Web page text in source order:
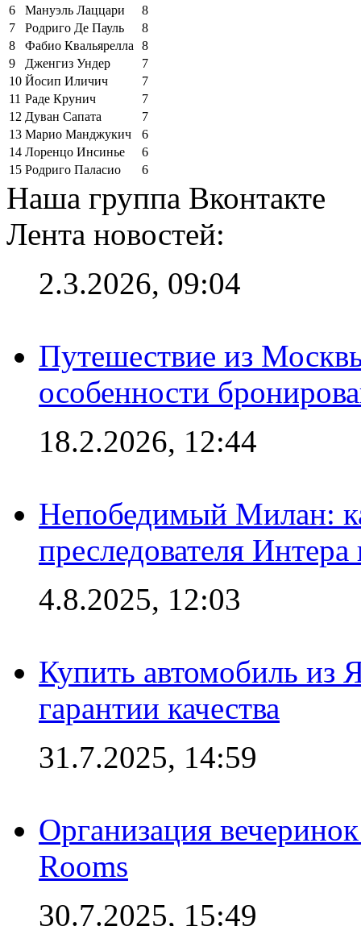
6
Мануэль Лаццари
8
7
Родриго Де Пауль
8
8
Фабио Квальярелла
8
9
Дженгиз Ундер
7
10 Йосип Иличич
7
11 Раде Крунич
7
12 Дуван Сапата
7
13 Марио Манджукич
6
14 Лоренцо Инсинье
6
15 Родриго Паласио 6
Наша группа Вконтакте
Лента новостей:
2.3.2026, 09:04
Путешествие из
особенности
18.2.2026, 12:44
Непобедимый Милан:
преследователя
4.8.2025, 12:03
Купить автомобиль из
гарантии качества
31.7.2025, 14:59
Организация
Rooms
30.7.2025, 15:49